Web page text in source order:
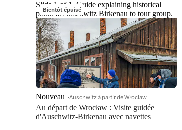
Bientôt épuisé
Slide 1 of 1, Guide explaining historical
photo at Auschwitz Birkenau to tour group.
Au départ de Wrocław : Visite guidée
d'Auschwitz-Birkenau avec navettes
Nouveau Auschwitz à partir de Wroclaw